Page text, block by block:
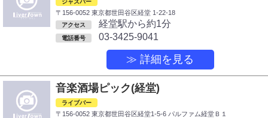
ジャズバー
〒156-0052 東京都世田谷区経堂 1-22-18
アクセス 経堂駅から約1分
電話番号 03-3425-9041
≫ 詳細を見る
音楽酒場ピック(経堂)
ライブバー
〒156-0052 東京都世田谷区経堂1-5-6 パルファム経堂Ｂ１